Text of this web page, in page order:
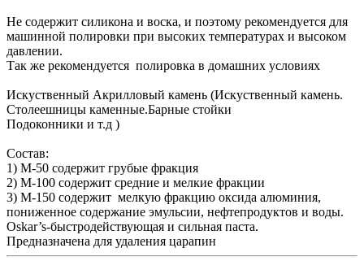
Не содержит силикона и воска, и поэтому рекомендуется для
машинной полировки при высоких температурах и высоком
давлении.
Так же рекомендуется полировка в домашних условиях
Искуственный Акрилловый камень (Искуственный камень.
Столеешницы каменные.Барные стойки
Подоконники и т.д )
Состав:
1) М-50 содержит грубые фракция
2) М-100 содержит средние и мелкие фракции
3) М-150 содержит мелкую фракцию оксида алюминия,
пониженное содержание эмульсии, нефтепродуктов и воды.
Oskar’s-быстродействующая и сильная паста.
Предназначена для удаления царапин